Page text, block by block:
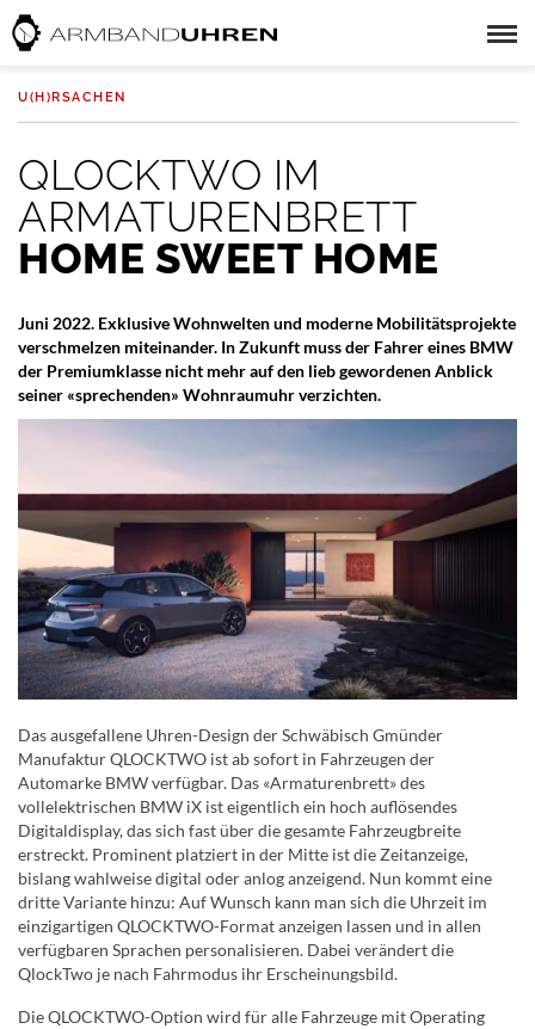
U(H)RSACHEN
QLOCKTWO IM
ARMATURENBRETT
HOME SWEET HOME
Juni 2022. Exklusive Wohnwelten und moderne Mobilitätsprojekte
verschmelzen miteinander. In Zukunft muss der Fahrer eines BMW
der Premiumklasse nicht mehr auf den lieb gewordenen Anblick
seiner «sprechenden» Wohnraumuhr verzichten.
Das ausgefallene Uhren-Design der Schwäbisch Gmünder
Manufaktur QLOCKTWO ist ab sofort in Fahrzeugen der
Automarke BMW verfügbar. Das «Armaturenbrett» des
vollelektrischen BMW iX ist eigentlich ein hoch auflösendes
Digitaldisplay, das sich fast über die gesamte Fahrzeugbreite
erstreckt. Prominent platziert in der Mitte ist die Zeitanzeige,
bislang wahlweise digital oder anlog anzeigend. Nun kommt eine
dritte Variante hinzu: Auf Wunsch kann man sich die Uhrzeit im
einzigartigen QLOCKTWO-Format anzeigen lassen und in allen
verfügbaren Sprachen personalisieren. Dabei verändert die
QlockTwo je nach Fahrmodus ihr Erscheinungsbild.
Die QLOCKTWO-Option wird für alle Fahrzeuge mit Operating